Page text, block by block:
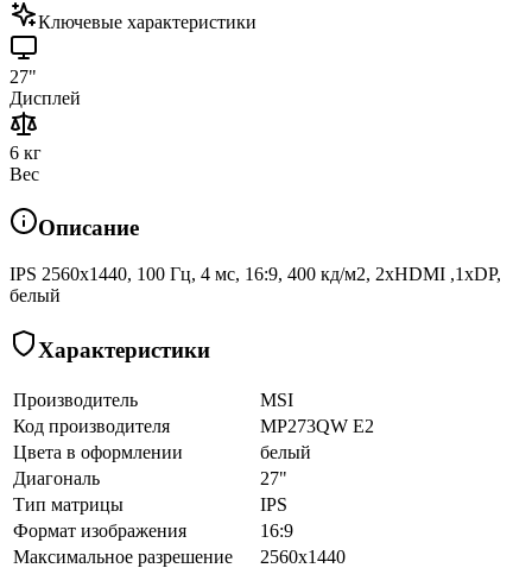
Ключевые характеристики
27"
Дисплей
6 кг
Вес
Описание
IPS 2560x1440, 100 Гц, 4 мс, 16:9, 400 кд/м2, 2xHDMI ,1xDP,
белый
Характеристики
Производитель
MSI
Код производителя
MP273QW E2
Цвета в оформлении
белый
Диагональ
27"
Тип матрицы
IPS
Формат изображения
16:9
Максимальное разрешение
2560x1440